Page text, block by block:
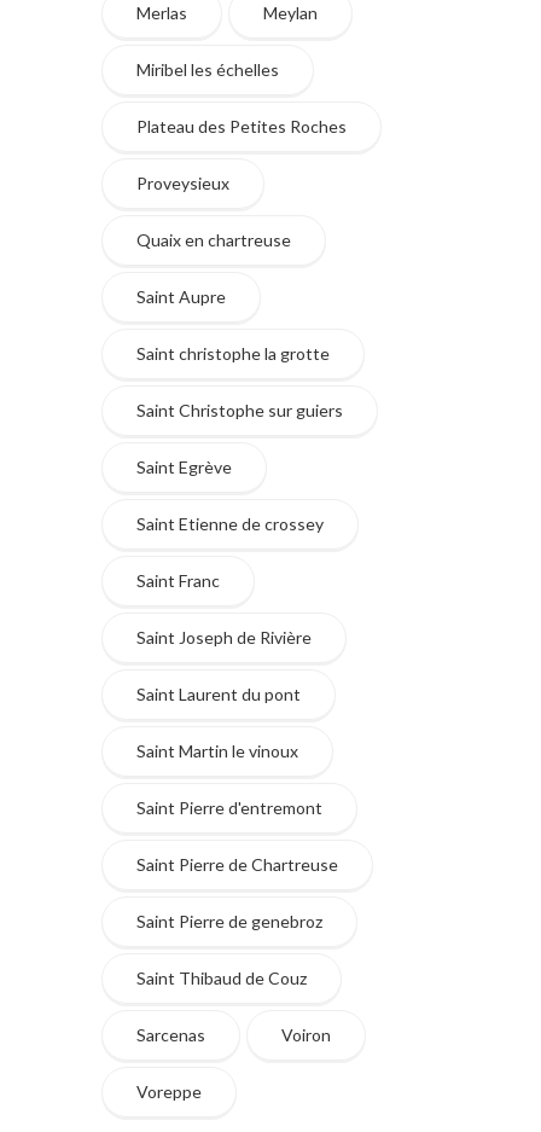
Merlas Meylan
Miribel les échelles
Plateau des Petites Roches
Proveysieux
Quaix en chartreuse
Saint Aupre
Saint christophe la grotte
Saint Christophe sur guiers
Saint Egrève
Saint Etienne de crossey
Saint Franc
Saint Joseph de Rivière
Saint Laurent du pont
Saint Martin le vinoux
Saint Pierre d'entremont
Saint Pierre de Chartreuse
Saint Pierre de genebroz
Saint Thibaud de Couz
Sarcenas Voiron
Voreppe